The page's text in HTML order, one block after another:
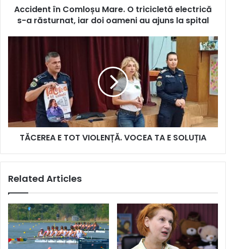
răsturnat,
Accident în Comloșu Mare. O tricicletă electrică
s-a răsturnat, iar doi oameni au ajuns la spital
VIOLENȚĂ.
VOCEA
TĂCEREA E TOT VIOLENȚĂ. VOCEA TA E SOLUȚIA
Related Articles